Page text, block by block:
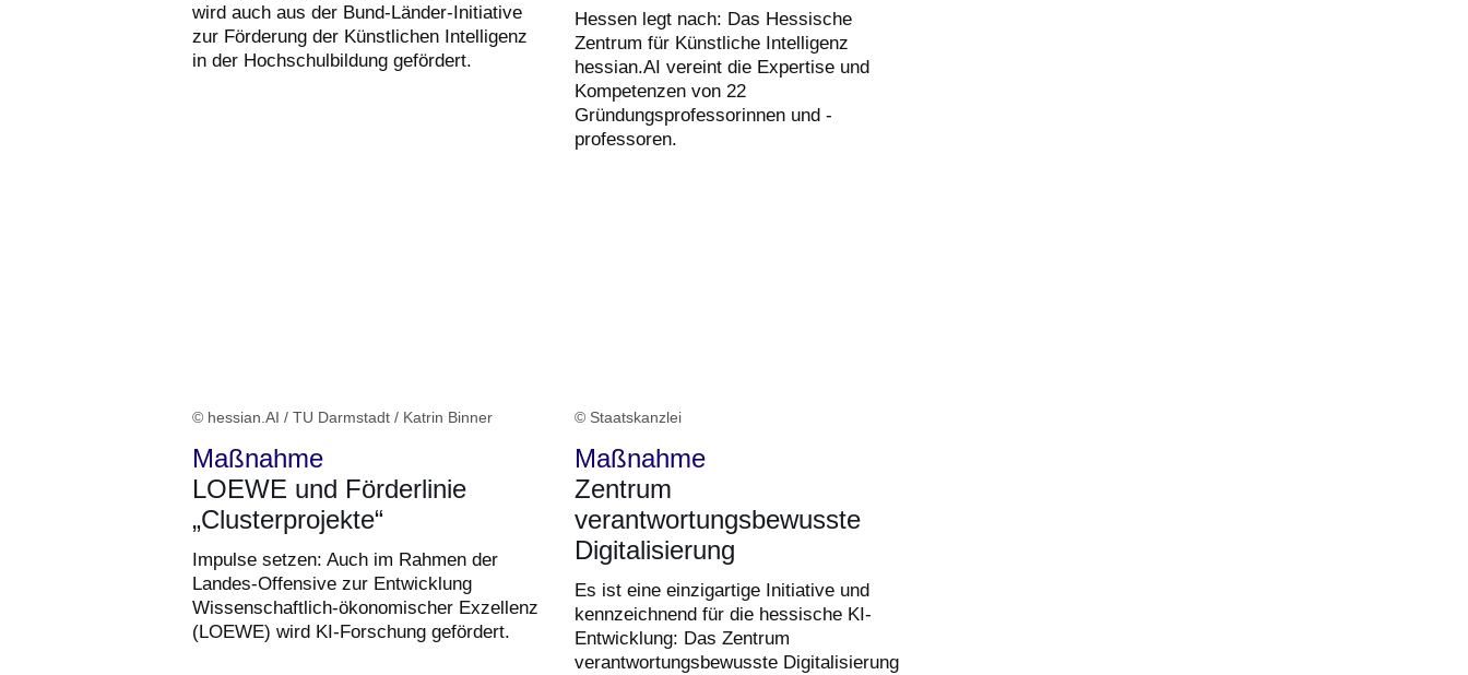
wird auch aus der Bund-Länder-Initiative
zur Förderung der Künstlichen Intelligenz
in der Hochschulbildung gefördert.
Hessen legt nach: Das Hessische
Zentrum für Künstliche Intelligenz
hessian.AI vereint die Expertise und
Kompetenzen von 22
Gründungsprofessorinnen und -
professoren.
© hessian.AI / TU Darmstadt / Katrin Binner
Maßnahme
LOEWE und Förderlinie
„Clusterprojekte“
Impulse setzen: Auch im Rahmen der
Landes-Offensive zur Entwicklung
Wissenschaftlich-ökonomischer Exzellenz
(LOEWE) wird KI-Forschung gefördert.
© Staatskanzlei
Maßnahme
Zentrum
verantwortungsbewusste
Digitalisierung
Es ist eine einzigartige Initiative und
kennzeichnend für die hessische KI-
Entwicklung: Das Zentrum
verantwortungsbewusste Digitalisierung